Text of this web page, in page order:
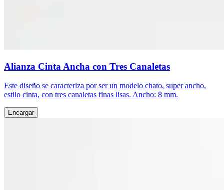
Alianza Cinta Ancha con Tres Canaletas
Este diseño se caracteriza por ser un modelo chato, super ancho,
estilo cinta, con tres canaletas finas lisas. Ancho: 8 mm.
Encargar